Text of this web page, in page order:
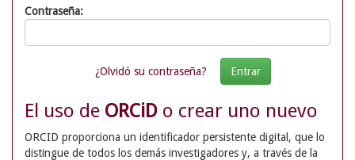
Contraseña:
¿Olvidó su contraseña?
El uso de ORCiD o crear uno nuevo
ORCID proporciona un identificador persistente digital, que lo
distingue de todos los demás investigadores y, a través de la